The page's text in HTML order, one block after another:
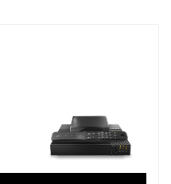
Lite Fibre